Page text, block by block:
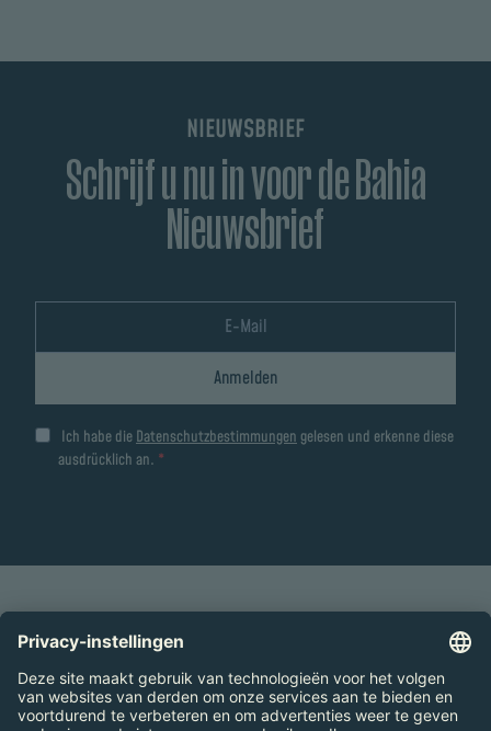
NIEUWSBRIEF
Schrijf u nu in voor de Bahia
Nieuwsbrief
Anmelden
Ich habe die Datenschutzbestimmungen gelesen und erkenne diese
ausdrücklich an.
NAAR BOVEN